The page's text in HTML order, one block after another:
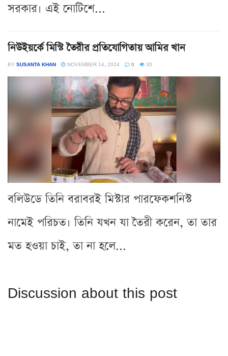
সরকার। এই নোটিশে...
নিউইয়র্কে মিস্টি তৈরীর প্রতিযোগিতায় আমির খান
BY SUSANTA KHAN NOVEMBER 14, 2024 0 30
বলিউডে তিনি বরাবরই মিস্টার পারফেকশনিস্ট
নামেই পরিচত। তিনি যখন যা তৈরী করেন, তা তার
মত হওয়া চাই, তা না হলে...
Discussion about this post